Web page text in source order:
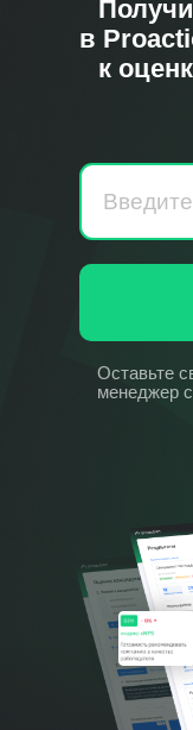
в
к
Оставьте
менеджер